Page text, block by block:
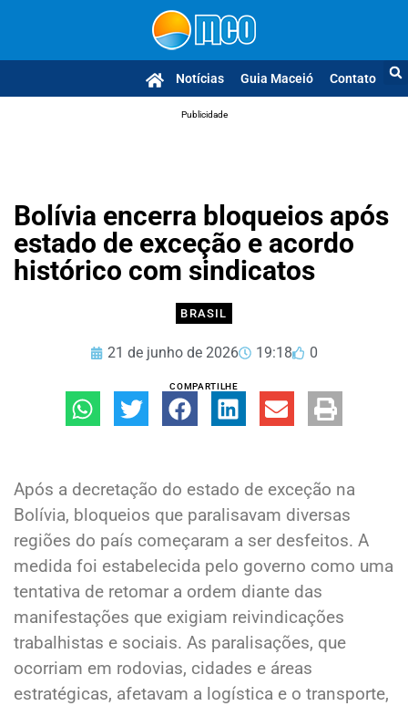
Notícias Guia Maceió Contato
Publicidade
Bolívia encerra bloqueios após
estado de exceção e acordo
histórico com sindicatos
BRASIL
21 de junho de 2026 19:18 0
COMPARTILHE
Após a decretação do estado de exceção na
Bolívia, bloqueios que paralisavam diversas
regiões do país começaram a ser desfeitos. A
medida foi estabelecida pelo governo como uma
tentativa de retomar a ordem diante das
manifestações que exigiam reivindicações
trabalhistas e sociais. As paralisações, que
ocorriam em rodovias, cidades e áreas
estratégicas, afetavam a logística e o transporte,